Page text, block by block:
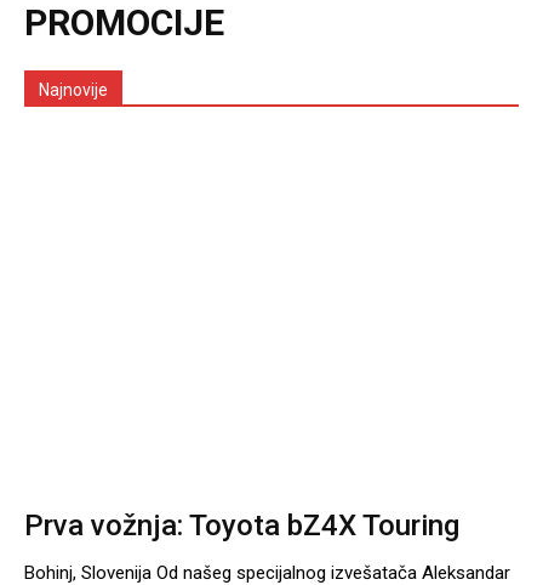
PROMOCIJE
Najnovije
Prva vožnja: Toyota bZ4X Touring
Bohinj, Slovenija Od našeg specijalnog izvešatača Aleksandar